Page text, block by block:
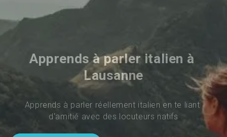
Apprends à parler italien à
Lausanne
Apprends à parler réellement italien en te liant
d'amitié avec des locuteurs natifs